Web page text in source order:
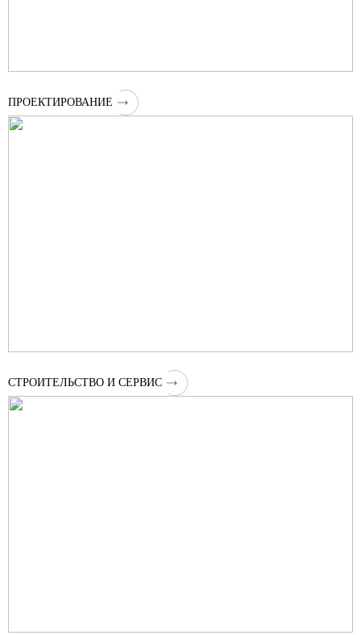
ПРОЕКТИРОВАНИЕ
СТРОИТЕЛЬСТВО И СЕРВИС